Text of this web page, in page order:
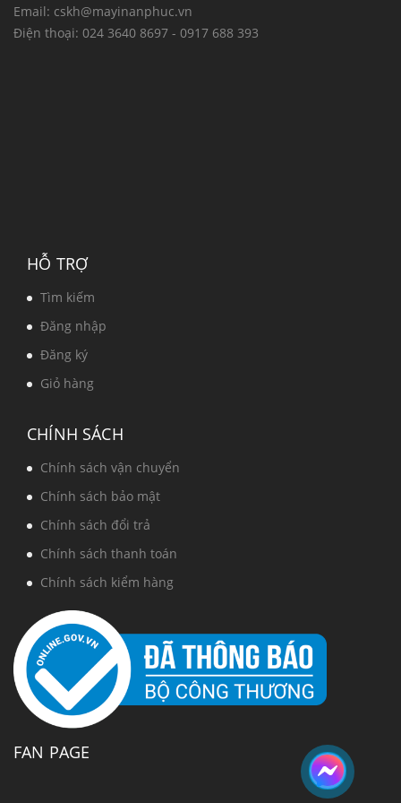
Email: cskh@mayinanphuc.vn
Điện thoại: 024 3640 8697 - 0917 688 393
HỖ TRỢ
Tìm kiếm
Đăng nhập
Đăng ký
Giỏ hàng
CHÍNH SÁCH
Chính sách vận chuyển
Chính sách bảo mật
Chính sách đổi trả
Chính sách thanh toán
Chính sách kiểm hàng
FAN PAGE